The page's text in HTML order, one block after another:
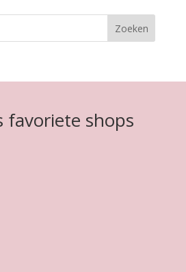
favoriete shops